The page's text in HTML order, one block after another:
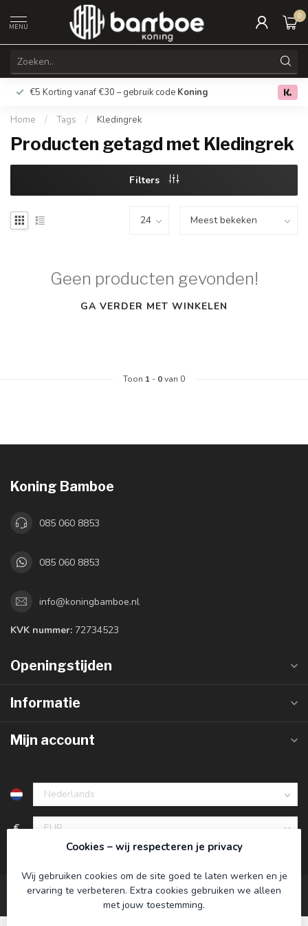
MENU
0
€5 Korting vanaf €30 – gebruik code Koning Gratis
Home / Tags / Kledingrek
Producten getagd met Kledingrek
Filters
Geen producten gevonden!
GA VERDER MET WINKELEN
Toon 1 - 0van 0
Koning Bamboe
085 060 8853
085 060 8853
info@koningbamboe.nl
KVK nummer: 72734523
Openingstijden
Informatie
Mijn account
€
Cookies – wij respecteren je privacy
Wij gebruiken cookies om de site goed te laten werken en je
ervaring te verbeteren. Extra cookies gebruiken we alleen
met jouw toestemming.